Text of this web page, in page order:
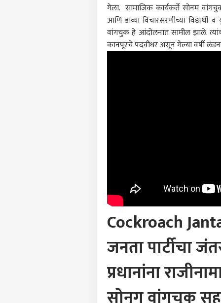
गेला. सामाजिक कार्यकर्ते सोनम
आणि डाव्या विचारसरणीच्या
वांगचुक हे आंदोलनात सामील झाले.
कानपूरचे पदवीधर असून गेल्या वर्षी
Cockroach
जनता पार्टीचा
प्रधानांना
हॅलो गेस्ट
LOGIN